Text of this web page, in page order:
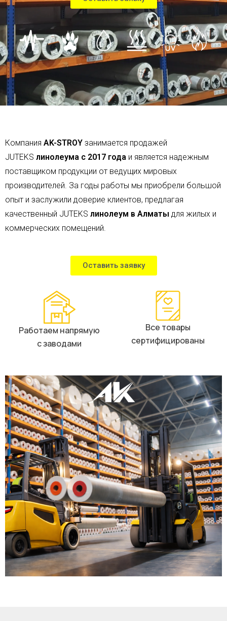
Компания AK-STROY занимается продажей
JUTEKS линолеума с 2017 года и является надежным
поставщиком продукции от ведущих мировых
производителей. За годы работы мы приобрели большой
опыт и заслужили доверие клиентов, предлагая
качественный JUTEKS линолеум в Алматы для жилых и
коммерческих помещений.
Оставить заявку
Работаем напрямую
с заводами
Все товары
сертифицированы